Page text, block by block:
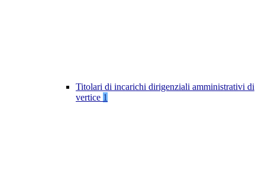
Titolari di incarichi dirigenziali amministrativi di
vertice 1